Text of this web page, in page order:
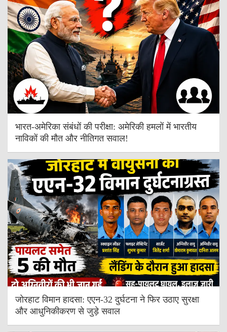
भारत-अमेरिका संबंधों की परीक्षा: अमेरिकी हमलों में भारतीय
नाविकों की मौत और नीतिगत सवाल!
जोरहाट विमान हादसा: एएन-32 दुर्घटना ने फिर उठाए सुरक्षा
और आधुनिकीकरण से जुड़े सवाल